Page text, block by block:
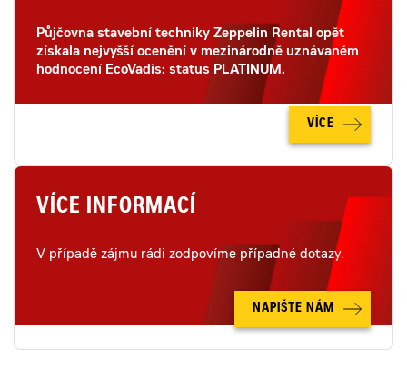
Půjčovna stavební techniky Zeppelin Rental opět
získala nejvyšší ocenění v mezinárodně uznávaném
hodnocení EcoVadis: status PLATINUM.
VÍCE
VÍCE INFORMACÍ
V případě zájmu rádi zodpovíme případné dotazy.
NAPIŠTE NÁM